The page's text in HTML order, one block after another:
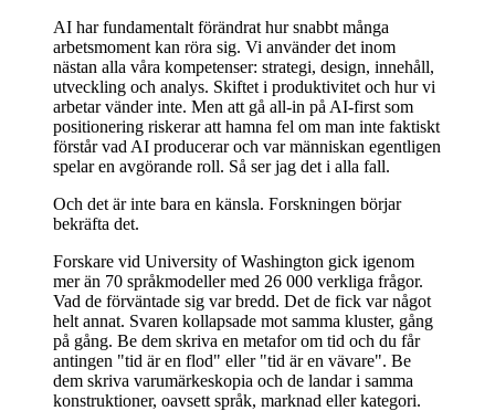
AI har fundamentalt förändrat hur snabbt många
arbetsmoment kan röra sig. Vi använder det inom
nästan alla våra kompetenser: strategi, design, innehåll,
utveckling och analys. Skiftet i produktivitet och hur vi
arbetar vänder inte. Men att gå all-in på AI-first som
positionering riskerar att hamna fel om man inte faktiskt
förstår vad AI producerar och var människan egentligen
spelar en avgörande roll. Så ser jag det i alla fall.
Och det är inte bara en känsla. Forskningen börjar
bekräfta det.
Forskare vid University of Washington gick igenom
mer än 70 språkmodeller med 26 000 verkliga frågor.
Vad de förväntade sig var bredd. Det de fick var något
helt annat. Svaren kollapsade mot samma kluster, gång
på gång. Be dem skriva en metafor om tid och du får
antingen "tid är en flod" eller "tid är en vävare". Be
dem skriva varumärkeskopia och de landar i samma
konstruktioner, oavsett språk, marknad eller kategori.